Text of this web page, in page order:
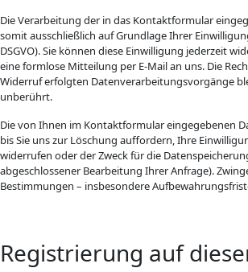
Die Verarbeitung der in das Kontaktformular
somit ausschließlich auf Grundlage Ihrer
DSGVO). Sie können diese Einwilligung jederzeit
eine formlose Mitteilung per E-Mail an uns. Die
Widerruf erfolgten Datenverarbeitungsvorgänge
unberührt.
Die von Ihnen im Kontaktformular eingegebenen
bis Sie uns zur Löschung auffordern, Ihre
widerrufen oder der Zweck für die
abgeschlossener Bearbeitung Ihrer Anfrage).
Bestimmungen – insbesondere
Registrierung auf